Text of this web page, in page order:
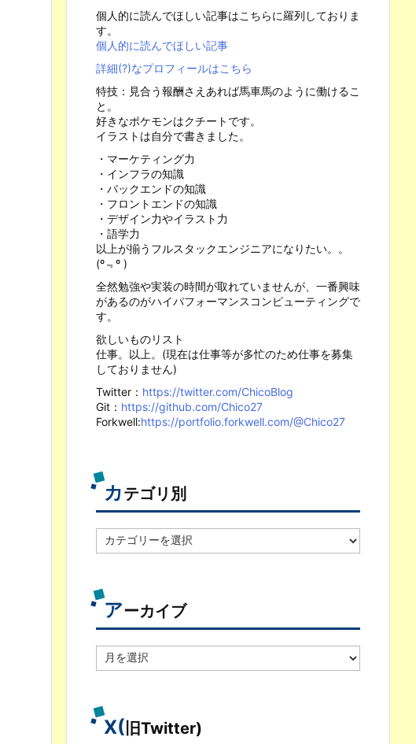
個人的に読んでほしい記事はこちらに羅列しておりま
す。
個人的に読んでほしい記事
詳細(?)なプロフィールはこちら
特技：見合う報酬さえあれば馬車馬のように働けるこ
と。
好きなポケモンはクチートです。
イラストは自分で書きました。
・マーケティング力
・インフラの知識
・バックエンドの知識
・フロントエンドの知識
・デザイン力やイラスト力
・語学力
以上が揃うフルスタックエンジニアになりたい。。
(º﹃º )
全然勉強や実装の時間が取れていませんが、一番興味
があるのがハイパフォーマンスコンピューティングで
す。
欲しいものリスト
仕事。以上。(現在は仕事等が多忙のため仕事を募集
しておりません)
Twitter： https://twitter.com/ChicoBlog
Git： https://github.com/Chico27
Forkwell:https://portfolio.forkwell.com/@Chico27
カテゴリ別
テ
別
アーカイブ
ー
ブ
X( 旧Twitter)